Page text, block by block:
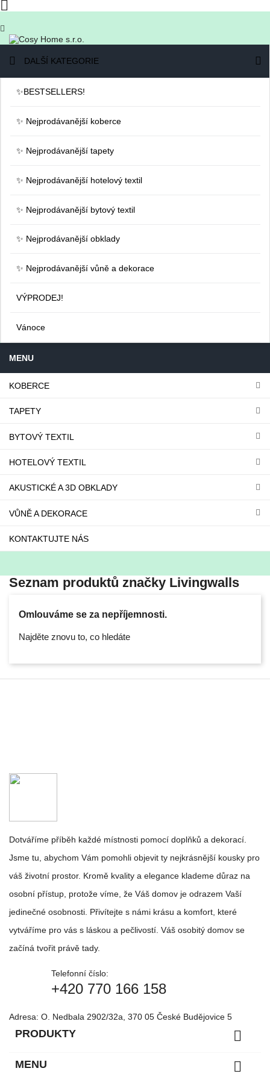

DALŠÍ KATEGORIE
✨BESTSELLERS!
✨ Nejprodávanější koberce
✨ Nejprodávanější tapety
✨ Nejprodávanější hotelový textil
✨ Nejprodávanější bytový textil
✨ Nejprodávanější obklady
✨ Nejprodávanější vůně a dekorace
VÝPRODEJ!
Vánoce
MENU
KOBERCE
TAPETY
BYTOVÝ TEXTIL
HOTELOVÝ TEXTIL
AKUSTICKÉ A 3D OBKLADY
VŮNĚ A DEKORACE
KONTAKTUJTE NÁS
Seznam produktů značky Livingwalls
Omlouváme se za nepříjemnosti.
Najděte znovu to, co hledáte
Dotváříme příběh každé místnosti pomocí doplňků a dekorací.
Jsme tu, abychom Vám pomohli objevit ty nejkrásnější kousky pro
váš životní prostor. Kromě kvality a elegance klademe důraz na
osobní přístup, protože víme, že Váš domov je odrazem Vaší
jedinečné osobnosti. Přivítejte s námi krásu a komfort, které
vytváříme pro vás s láskou a pečlivostí. Váš osobitý domov se
začíná tvořit právě tady.
Telefonní číslo:
+420 770 166 158
Adresa: O. Nedbala 2902/32a, 370 05 České Budějovice 5
PRODUKTY 
MENU 